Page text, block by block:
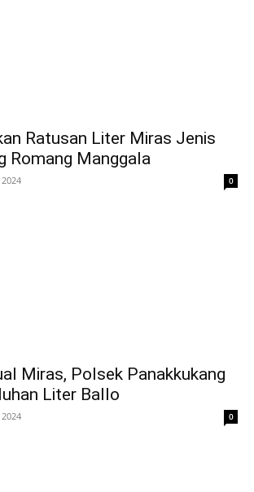
Ratusan Liter Miras Jenis
Romang Manggala
0
Miras, Polsek Panakkukang
Liter Ballo
0